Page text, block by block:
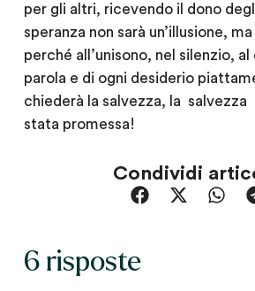
per gli altri, ricevendo il dono
speranza non sarà un’illusione,
perché all’unisono, nel silenzio, al
parola e di ogni desiderio
chiederà la salvezza, la
stata promessa!
Condividi
6 risposte